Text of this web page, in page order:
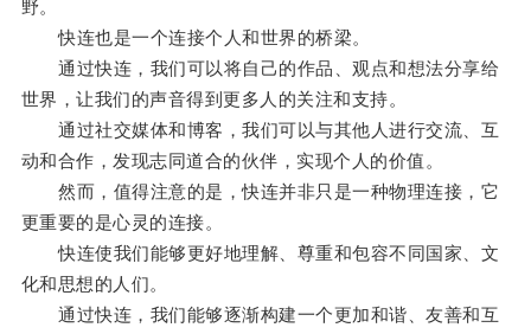
野。
快连也是一个连接个人和世界的桥梁。
通过快连，我们可以将自己的作品、观点和想法分享给
世界，让我们的声音得到更多人的关注和支持。
通过社交媒体和博客，我们可以与其他人进行交流、互
动和合作，发现志同道合的伙伴，实现个人的价值。
然而，值得注意的是，快连并非只是一种物理连接，它
更重要的是心灵的连接。
快连使我们能够更好地理解、尊重和包容不同国家、文
化和思想的人们。
通过快连，我们能够逐渐构建一个更加和谐、友善和互